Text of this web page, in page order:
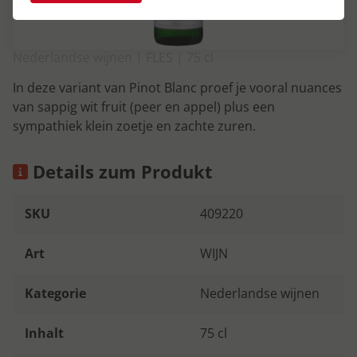
In deze variant van Pinot Blanc proef je vooral nuances
van sappig wit fruit (peer en appel) plus een
sympathiek klein zoetje en zachte zuren.
Details zum Produkt
SKU 409220
Art WIJN
Kategorie Nederlandse wijnen
Inhalt 75 cl